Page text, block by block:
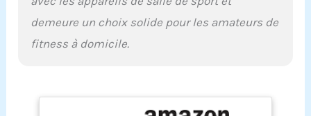
demeure un choix solide pour les amateurs de
fitness à domicile.